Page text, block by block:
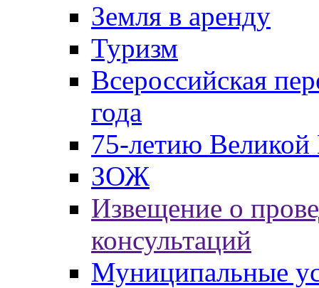
Земля в аренду
Туризм
Всероссийская
года
75-летию
ЗОЖ
Извещение о
консультаций
Муниципальные